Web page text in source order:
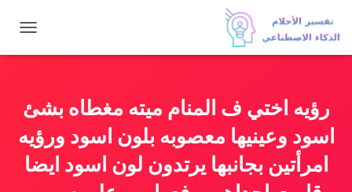
ب
ا
ت
ن
ق
رؤيه اختي ف المنام ميته مغطاه بشئ
اسود وعينيها معصوبه بلون اسود ورؤيه
امرأتين بجانبها يرتدون لون اسود ايضا